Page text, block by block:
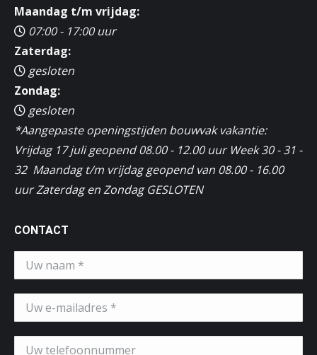
Maandag t/m vrijdag:
07:00 - 17:00 uur
Zaterdag:
gesloten
Zondag:
gesloten
*Aangepaste openingstijden bouwvak vakantie:
Vrijdag 17 juli geopend 08.00 - 12.00 uur Week 30 - 31 -
32 Maandag t/m vrijdag geopend van 08.00 - 16.00
uur Zaterdag en Zondag GESLOTEN
CONTACT